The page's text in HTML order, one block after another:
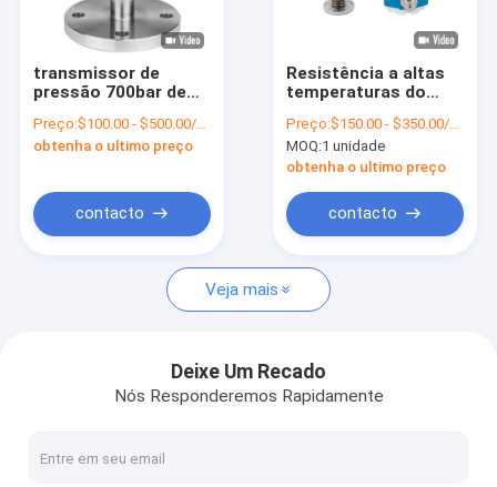
Visita à fábrica
Casos
Solicite um orçamento
Sensor eletrônico da pressão
Sensor eletrônico da pressão de água
transmissor de
pressão 700bar de
0,075% Hart Pressure
Transmitter
Preço:$100.00 - $500.00/Sets
obtenha o ultimo preço
contacto
Resistência a altas
temperaturas do
pressão sanitário de
aço inoxidável de
qualidade industrial
Preço:$150.00 - $350.00/Sets
MOQ:1 unidade
obtenha o ultimo preço
contacto
Veja mais
Deixe Um Recado
Nós Responderemos Rapidamente